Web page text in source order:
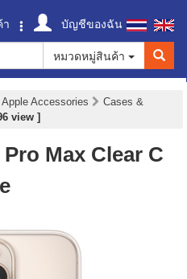
บัญชีของฉัน
หมวดหมู่สินค้า
Apple Accessories
Cases &
view ]
Max Clear C